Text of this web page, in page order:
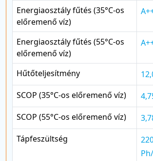
Energiaosztály fűtés (35°C-os
előremenő víz)
Energiaosztály fűtés (55°C-os
előremenő víz)
Hűtőteljesítmény
SCOP (35°C-os előremenő víz)
SCOP (55°C-os előremenő víz)
Tápfeszültség